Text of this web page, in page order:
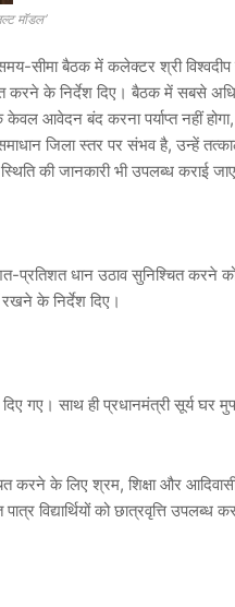
मॉडल’
सीमा बैठक में कलेक्टर श्री
करने के निर्देश दिए। बैठक में सबसे
आवेदन बंद करना पर्याप्त नहीं
जिला स्तर पर संभव है, उन्हें
की जानकारी भी उपलब्ध कराई
प्रतिशत धान उठाव सुनिश्चित करने
के निर्देश दिए।
गए। साथ ही प्रधानमंत्री सूर्य घर
करने के लिए श्रम, शिक्षा और
विद्यार्थियों को छात्रवृत्ति उपलब्ध